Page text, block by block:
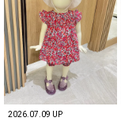
2026.07.09 UP